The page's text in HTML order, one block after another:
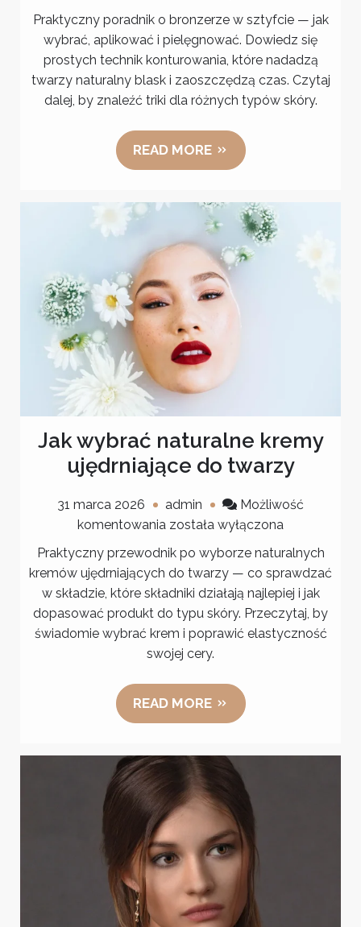
w
sztyfcie:
szybkie
konturowanie
naturalny
blask
Praktyczny poradnik o bronzerze w sztyfcie — jak
wybrać, aplikować i pielęgnować. Dowiedz się
prostych technik konturowania, które nadadzą
twarzy naturalny blask i zaoszczędzą czas. Czytaj
dalej, by znaleźć triki dla różnych typów skóry.
READ MORE
Jak wybrać naturalne kremy
ujędrniające do twarzy
31 marca 2026 admin
Możliwość
komentowania Jak
naturalne
ujędrniające
do
twarzy
została wyłączona
Praktyczny przewodnik po wyborze naturalnych
kremów ujędrniających do twarzy — co sprawdzać
w składzie, które składniki działają najlepiej i jak
dopasować produkt do typu skóry. Przeczytaj, by
świadomie wybrać krem i poprawić elastyczność
swojej cery.
READ MORE